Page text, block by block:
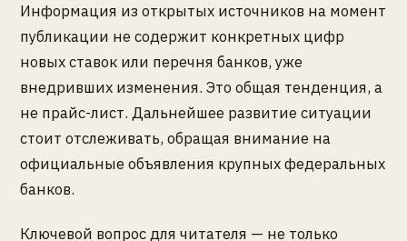
Информация из открытых источников на момент
публикации не содержит конкретных цифр
новых ставок или перечня банков, уже
внедривших изменения. Это общая тенденция, а
не прайс-лист. Дальнейшее развитие ситуации
стоит отслеживать, обращая внимание на
официальные объявления крупных федеральных
банков.
Ключевой вопрос для читателя — не только